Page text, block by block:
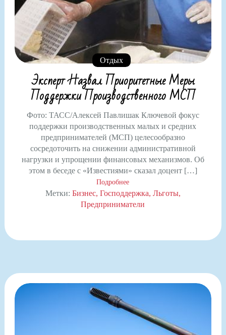
Отдых
Эксперт Назвал Приоритетные Меры
Поддержки Производственного МСП
Фото: ТАСС/Алексей Павлишак Ключевой фокус
поддержки производственных малых и средних
предпринимателей (МСП) целесообразно
сосредоточить на снижении административной
нагрузки и упрощении финансовых механизмов. Об
этом в беседе с «Известиями» сказал доцент […]
Подробнее
Метки: Бизнес Господдержка Льготы
Предприниматели